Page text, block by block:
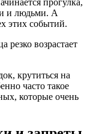
прогулка,
и людьми. А
этих событий.
резко возрастает
крутиться на
часто такое
которые очень